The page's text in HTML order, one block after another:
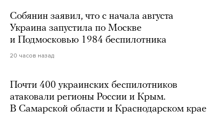
Собянин заявил, что с начала августа
Украина запустила по Москве
и Подмосковью 1984 беспилотника
20 часов назад
Почти 400 украинских беспилотников
атаковали регионы России и Крым.
В Самарской области и Краснодарском крае